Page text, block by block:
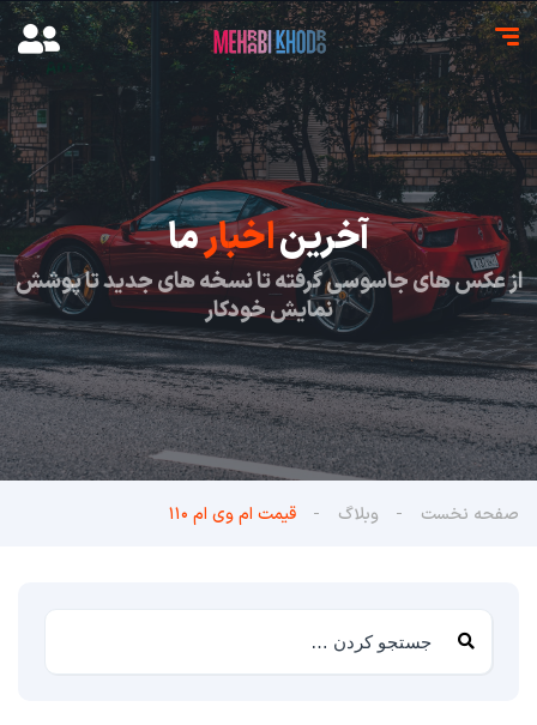
آخریناخبارما
از عکس های جاسوسی گرفته تا نسخه های جدید تا پوشش
نمایش خودکار
صفحه نخست وبلاگ قیمت ام وی ام ۱۱۰